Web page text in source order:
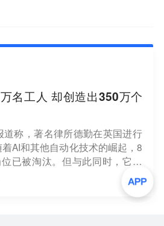
名工人 却创造出350万个
道称，著名律所德勤在英国进行
AI和其他自动化技术的崛起，8
已被淘汰。但与此同时，它们
新的就业机会，而且这些工作
作多赚13000美元。这种积极
，自动化存在全面部署的可能。